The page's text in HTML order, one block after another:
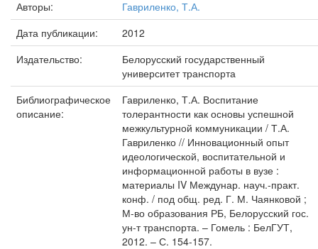
Авторы:
Гавриленко, Т.А.
Дата публикации:
2012
Издательство:
Белорусский государственный
университет транспорта
Библиографическое
описание:
Гавриленко, Т.А. Воспитание
толерантности как основы успешной
межкультурной коммуникации / Т.А.
Гавриленко // Инновационный опыт
идеологической, воспитательной и
информационной работы в вузе :
материалы IV Междунар. науч.-практ.
конф. / под общ. ред. Г. М. Чаянковой ;
М-во образования РБ, Белорусский гос.
ун-т транспорта. – Гомель : БелГУТ,
2012. – С. 154-157.